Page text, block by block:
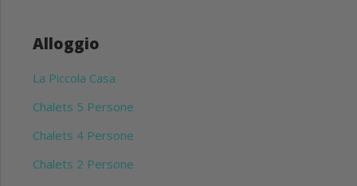
Alloggio
La Piccola Casa
Chalets 5 Persone
Chalets 4 Persone
Chalets 2 Persone